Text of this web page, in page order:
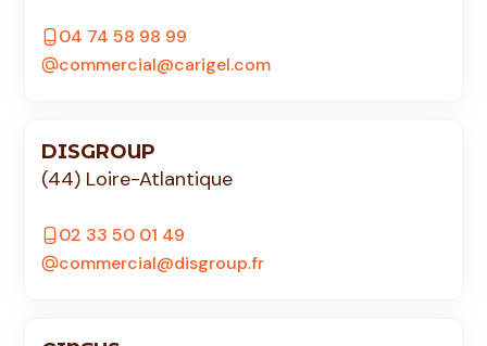
04 74 58 98 99
commercial@carigel.com
DISGROUP
(44) Loire-Atlantique
02 33 50 01 49
commercial@disgroup.fr